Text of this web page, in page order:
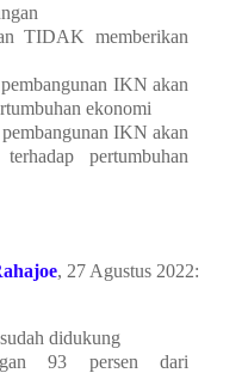
TIDAK memberikan
IKN akan
ekonomi
IKN akan
pertumbuhan
, 27 Agustus 2022:
didukung
93 persen dari